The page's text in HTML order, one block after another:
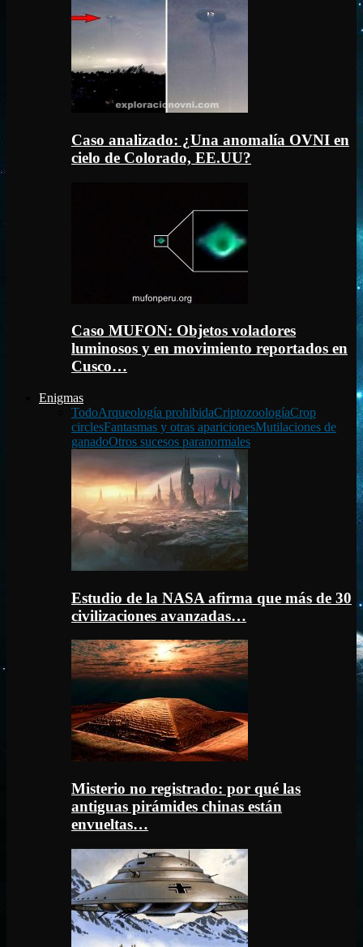
Caso analizado: ¿Una anomalía OVNI en
cielo de Colorado, EE.UU?
Caso MUFON: Objetos voladores
luminosos y en movimiento reportados en
Cusco…
Enigmas
TodoArqueología prohibidaCriptozoologíaCrop
circlesFantasmas y otras aparicionesMutilaciones de
ganadoOtros sucesos paranormales
Estudio de la NASA afirma que más de 30
civilizaciones avanzadas…
Misterio no registrado: por qué las
antiguas pirámides chinas están
envueltas…